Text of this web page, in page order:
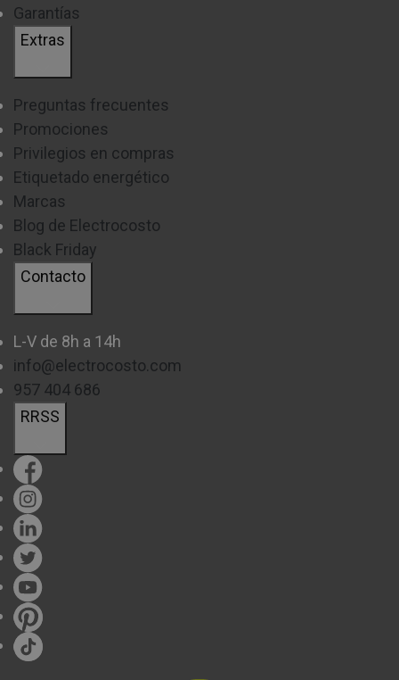
Garantías
Extras
Preguntas frecuentes
Promociones
Privilegios en compras
Etiquetado energético
Marcas
Blog de Electrocosto
Black Friday
Contacto
L-V de 8h a 14h
info@electrocosto.com
957 404 686
RRSS